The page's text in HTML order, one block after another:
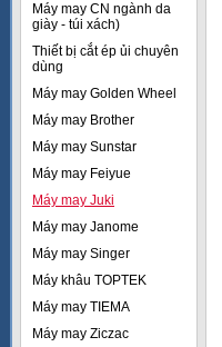
Máy may CN ngành da
giày - túi xách)
Thiết bị cắt ép ủi chuyên
dùng
Máy may Golden Wheel
Máy may Brother
Máy may Sunstar
Máy may Feiyue
Máy may Juki
Máy may Janome
Máy may Singer
Máy khâu TOPTEK
Máy may TIEMA
Máy may Ziczac